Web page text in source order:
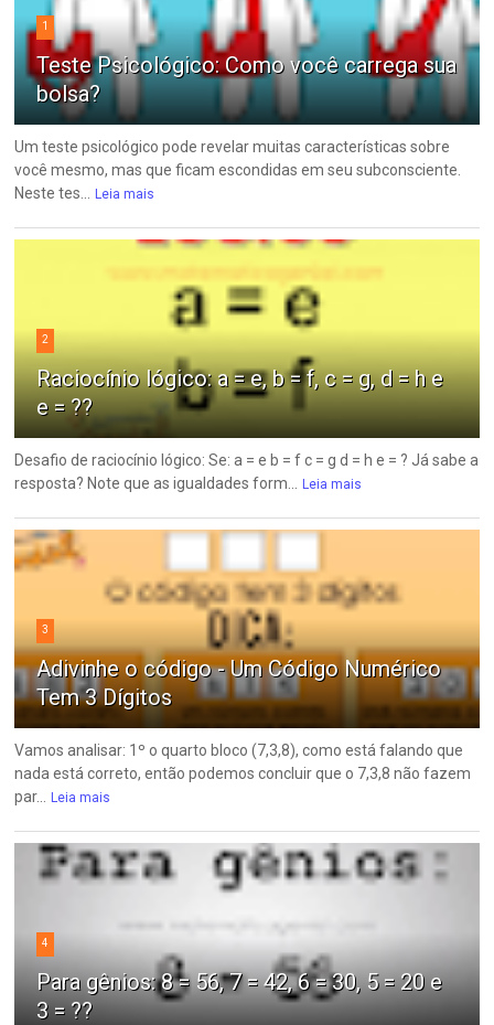
1
Teste Psicológico: Como você carrega sua
bolsa?
Um teste psicológico pode revelar muitas características sobre
você mesmo, mas que ficam escondidas em seu subconsciente.
Neste tes...
Leia mais
2
Raciocínio lógico: a = e, b = f, c = g, d = h e
e = ??
Desafio de raciocínio lógico: Se: a = e b = f c = g d = h e = ? Já sabe a
resposta? Note que as igualdades form...
Leia mais
3
Adivinhe o código - Um Código Numérico
Tem 3 Dígitos
Vamos analisar: 1º o quarto bloco (7,3,8), como está falando que
nada está correto, então podemos concluir que o 7,3,8 não fazem
par...
Leia mais
4
Para gênios: 8 = 56, 7 = 42, 6 = 30, 5 = 20 e
3 = ??